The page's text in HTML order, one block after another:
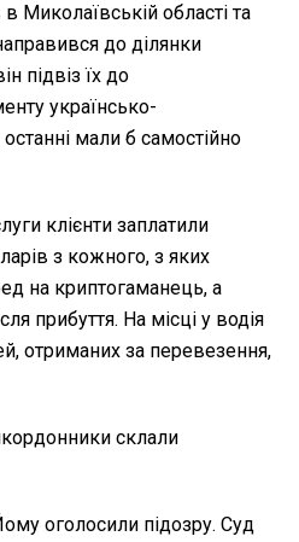
Миколаївській області та
до ділянки
підвіз їх до
українсько-
мали б самостійно
клієнти заплатили
з кожного, з яких
на криптогаманець, а
прибуття. На місці у водія
отриманих за перевезення,
склали
оголосили підозру. Суд